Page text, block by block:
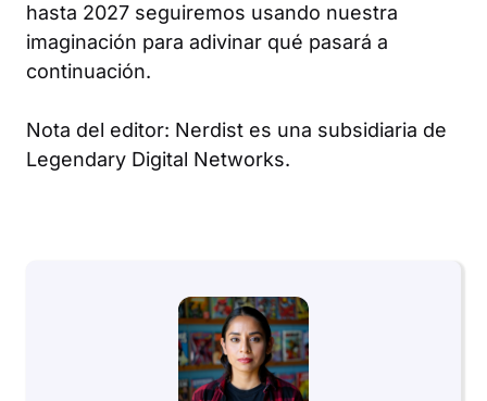
hasta 2027 seguiremos usando nuestra
imaginación para adivinar qué pasará a
continuación.
Nota del editor: Nerdist es una subsidiaria de
Legendary Digital Networks.